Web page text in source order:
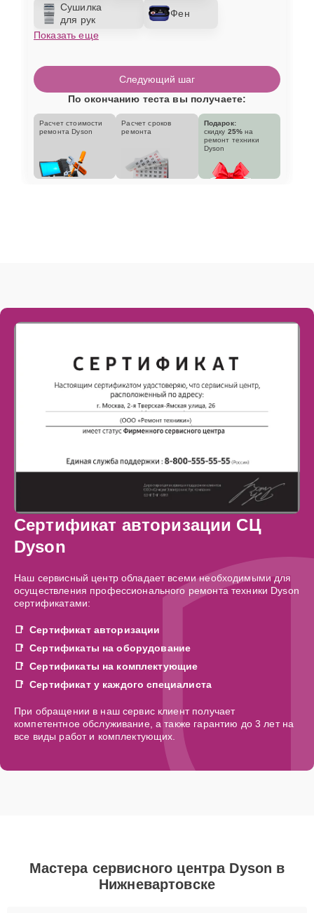
Сушилка
для рук
Фен
Показать еще
Следующий шаг
По окончанию теста вы получаете:
Расчет стоимости
ремонта Dyson
Расчет сроков
ремонта
Подарок:
скидку 25% на
ремонт техники
Dyson
Сертификат авторизации СЦ
Dyson
Наш сервисный центр обладает всеми необходимыми для
осуществления профессионального ремонта техники Dyson
сертификатами:
Сертификат авторизации
Сертификаты на оборудование
Сертификаты на комплектующие
Сертификат у каждого специалиста
При обращении в наш сервис клиент получает
компетентное обслуживание, а также гарантию до 3 лет на
все виды работ и комплектующих.
Мастера сервисного центра Dyson в
Нижневартовске